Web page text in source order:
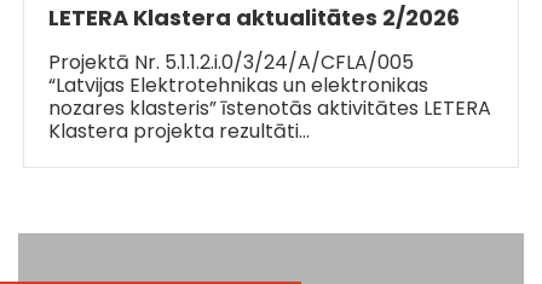
LETERA Klastera aktualitātes 2/2026
Projektā Nr. 5.1.1.2.i.0/3/24/A/CFLA/005
“Latvijas Elektrotehnikas un elektronikas
nozares klasteris” īstenotās aktivitātes LETERA
Klastera projekta rezultāti…